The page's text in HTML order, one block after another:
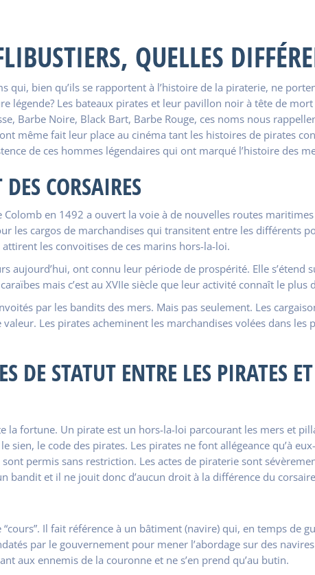
QUELLES
qui, bien qu’ils se rapportent à l’histoire de la piraterie, ne
légende? Les bateaux pirates et leur pavillon noir à tête de
Barbe Noire, Black Bart, Barbe Rouge, ces noms nous
même fait leur place au cinéma tant les histoires de pirates
de ces hommes légendaires qui ont marqué l’histoire des
DES CORSAIRES
en 1492 a ouvert la voie à de nouvelles routes maritimes
les cargos de marchandises qui transitent entre les différents
attirent les convoitises de ces marins hors-la-loi.
aujourd’hui, ont connu leur période de prospérité. Elle
mais c’est au XVIIe siècle que leur activité connaît le plus
par les bandits des mers. Mais pas seulement. Les
Les pirates acheminent les marchandises volées dans
DE STATUT ENTRE LES PIRATES
la fortune. Un pirate est un hors-la-loi parcourant les mers et
le sien, le code des pirates. Les pirates ne font allégeance qu’à
permis sans restriction. Les actes de piraterie sont
bandit et il ne jouit donc d’aucun droit à la différence du
Il fait référence à un bâtiment (navire) qui, en temps de
par le gouvernement pour mener l’abordage sur des
aux ennemis de la couronne et ne s’en prend qu’au butin.